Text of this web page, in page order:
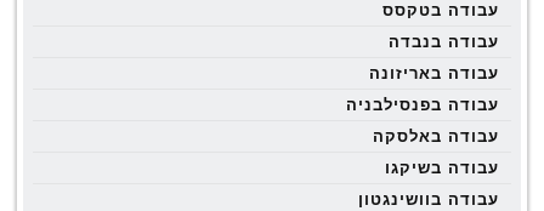
עבודה בטקסס
עבודה בנבדה
עבודה באריזונה
עבודה בפנסילבניה
עבודה באלסקה
עבודה בשיקגו
עבודה בוושינגטון